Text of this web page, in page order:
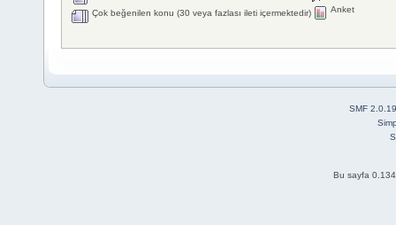
Çok beğenilen konu (30 veya fazlası ileti içermektedir) Anket
SMF 2.0.19
Bu sayfa